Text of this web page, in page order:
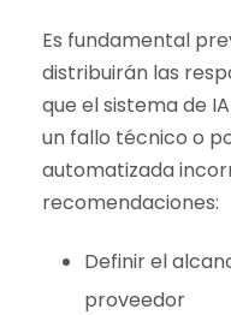
Es fundamental
distribuirán las
que el sistema de
un fallo técnico o
automatizada
recomendaciones:
Definir el
proveedor